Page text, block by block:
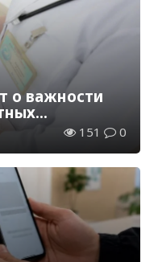
о важности
от 30 до 76
151 0